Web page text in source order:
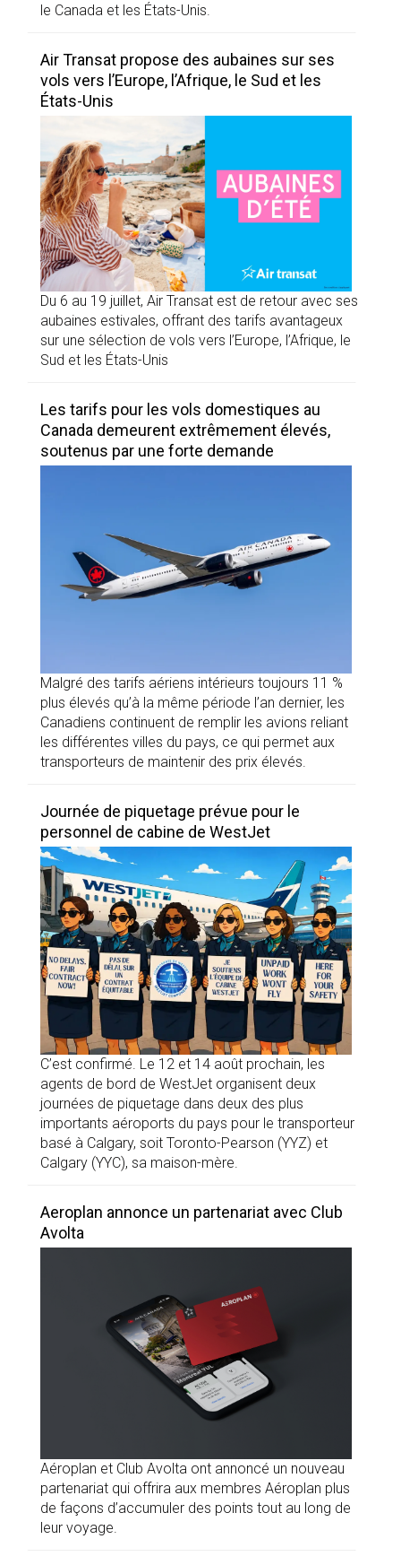
le Canada et les États-Unis.
Air Transat propose des aubaines sur ses
vols vers l’Europe, l’Afrique, le Sud et les
États-Unis
Du 6 au 19 juillet, Air Transat est de retour avec ses
aubaines estivales, offrant des tarifs avantageux
sur une sélection de vols vers l’Europe, l’Afrique, le
Sud et les États-Unis
Les tarifs pour les vols domestiques au
Canada demeurent extrêmement élevés,
soutenus par une forte demande
Malgré des tarifs aériens intérieurs toujours 11 %
plus élevés qu’à la même période l’an dernier, les
Canadiens continuent de remplir les avions reliant
les différentes villes du pays, ce qui permet aux
transporteurs de maintenir des prix élevés.
Journée de piquetage prévue pour le
personnel de cabine de WestJet
C’est confirmé. Le 12 et 14 août prochain, les
agents de bord de WestJet organisent deux
journées de piquetage dans deux des plus
importants aéroports du pays pour le transporteur
basé à Calgary, soit Toronto-Pearson (YYZ) et
Calgary (YYC), sa maison-mère.
Aeroplan annonce un partenariat avec Club
Avolta
Aéroplan et Club Avolta ont annoncé un nouveau
partenariat qui offrira aux membres Aéroplan plus
de façons d’accumuler des points tout au long de
leur voyage.